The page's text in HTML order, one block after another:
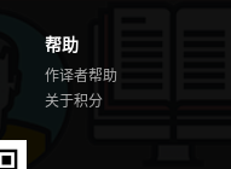
帮助
作译者帮助
关于积分